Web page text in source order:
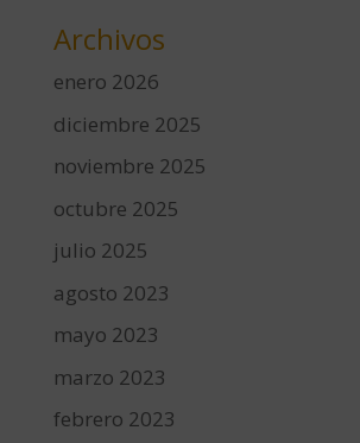
Archivos
enero 2026
diciembre 2025
noviembre 2025
octubre 2025
julio 2025
agosto 2023
mayo 2023
marzo 2023
febrero 2023